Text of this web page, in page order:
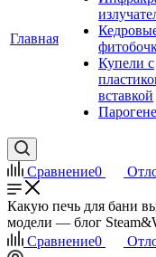
Главная
Купели с
вставкой
Сравнение0
Какую печь для бани
модели — блог
Сравнение0